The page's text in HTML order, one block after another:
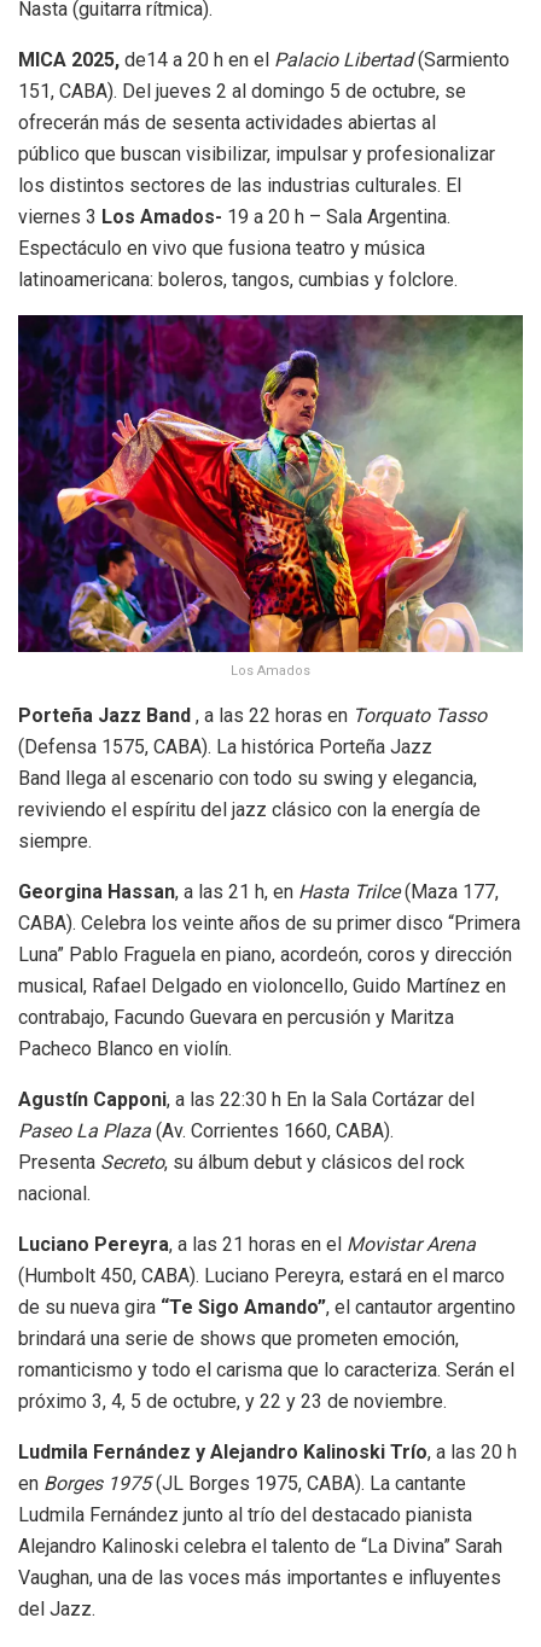
Nasta (guitarra rítmica).
MICA 2025, de14 a 20 h en el Palacio Libertad(Sarmiento
151, CABA). Del jueves 2 al domingo 5 de octubre, se
ofrecerán más de sesenta actividades abiertas al
público que buscan visibilizar, impulsar y profesionalizar
los distintos sectores de las industrias culturales. El
viernes 3 Los Amados- 19 a 20 h – Sala Argentina.
Espectáculo en vivo que fusiona teatro y música
latinoamericana: boleros, tangos, cumbias y folclore.
Los Amados
Porteña Jazz Band , a las 22 horas en Torquato Tasso
(Defensa 1575, CABA). La histórica Porteña Jazz
Band llega al escenario con todo su swing y elegancia,
reviviendo el espíritu del jazz clásico con la energía de
siempre.
Georgina Hassan, a las 21 h, en Hasta Trilce(Maza 177,
CABA). Celebra los veinte años de su primer disco “Primera
Luna” Pablo Fraguela en piano, acordeón, coros y dirección
musical, Rafael Delgado en violoncello, Guido Martínez en
contrabajo, Facundo Guevara en percusión y Maritza
Pacheco Blanco en violín.
Agustín Capponi, a las 22:30 h En la Sala Cortázar del
Paseo La Plaza (Av. Corrientes 1660, CABA).
Presenta Secreto, su álbum debut y clásicos del rock
nacional.
Luciano Pereyra, a las 21 horas en el Movistar Arena
(Humbolt 450, CABA). Luciano Pereyra, estará en el marco
de su nueva gira “Te Sigo Amando”, el cantautor argentino
brindará una serie de shows que prometen emoción,
romanticismo y todo el carisma que lo caracteriza. Serán el
próximo 3, 4, 5 de octubre, y 22 y 23 de noviembre.
Ludmila Fernández y Alejandro Kalinoski Trío, a las 20 h
en Borges 1975(JL Borges 1975, CABA). La cantante
Ludmila Fernández junto al trío del destacado pianista
Alejandro Kalinoski celebra el talento de “La Divina” Sarah
Vaughan, una de las voces más importantes e influyentes
del Jazz.